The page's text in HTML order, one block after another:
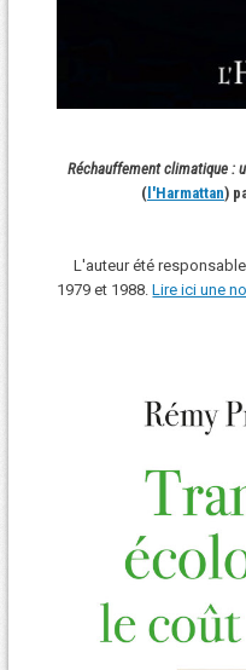
Réchauffement climatique :
(l'Harmattan)
L'auteur été
1979 et 1988.Lire ici une